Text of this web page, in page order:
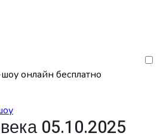
онлайн бесплатно
05.10.2025